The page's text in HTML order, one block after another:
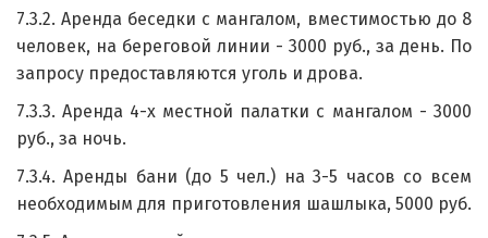
7.3.2. Аренда беседки с мангалом, вместимостью до 8
человек, на береговой линии - 3000 руб., за день. По
запросу предоставляются уголь и дрова.
7.3.3. Аренда 4-х местной палатки с мангалом - 3000
руб., за ночь.
7.3.4. Аренды бани (до 5 чел.) на 3-5 часов со всем
необходимым для приготовления шашлыка, 5000 руб.